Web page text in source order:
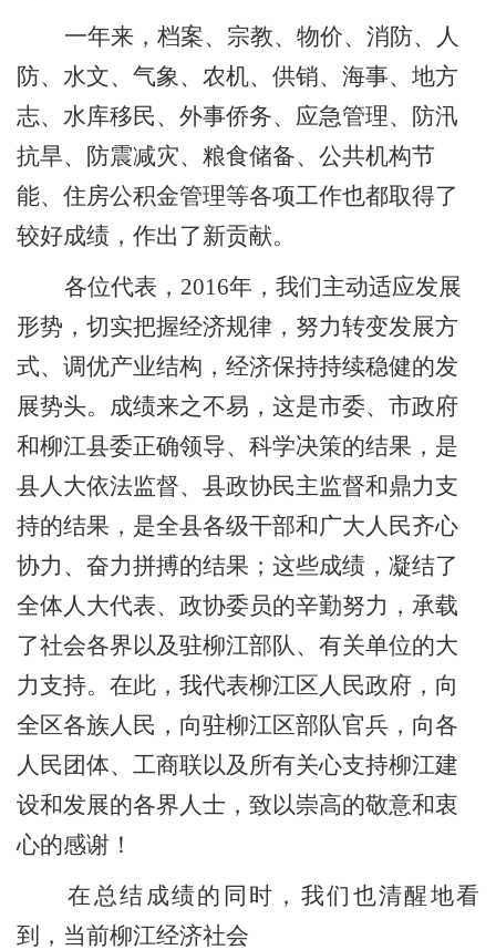
一年来，档案、宗教、物价、消防、人
防、水文、气象、农机、供销、海事、地方
志、水库移民、外事侨务、应急管理、防汛
抗旱、防震减灾、粮食储备、公共机构节
能、住房公积金管理等各项工作也都取得了
较好成绩，作出了新贡献。
各位代表， 2016年，我们主动适应发展
形势，切实把握经济规律，努力转变发展方
式、调优产业结构，经济保持持续稳健的发
展势头。成绩来之不易，这是市委、市政府
和柳江县委正确领导、科学决策的结果，是
县人大依法监督、县政协民主监督和鼎力支
持的结果，是全县各级干部和广大人民齐心
协力、奋力拼搏的结果；这些成绩，凝结了
全体人大代表、政协委员的辛勤努力，承载
了社会各界以及驻柳江部队、有关单位的大
力支持。在此，我代表柳江区人民政府，向
全区各族人民，向驻柳江区部队官兵，向各
人民团体、工商联以及所有关心支持柳江建
设和发展的各界人士，致以崇高的敬意和衷
心的感谢！
在总结成绩的同时，我们也清醒地看
到，当前柳江经济社会